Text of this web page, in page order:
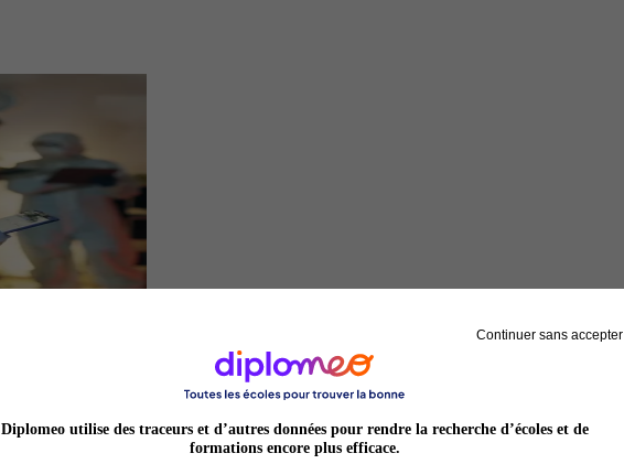
Inspecteur de police
Continuer sans accepter
Diplomeo utilise des traceurs et d’autres données pour rendre la recherche d’écoles et de
formations encore plus efficace.